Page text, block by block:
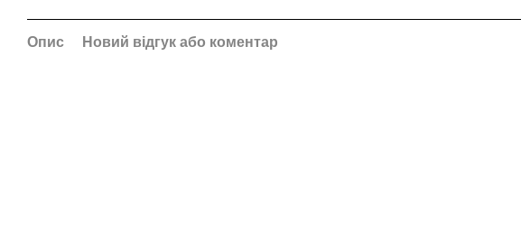
Опис Новий відгук або коментар